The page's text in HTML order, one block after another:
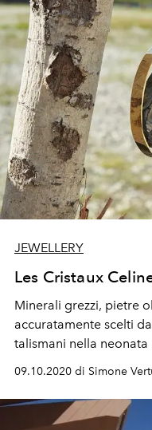
JEWELLERY
Les Cristaux
Minerali grezzi, pietre
accuratamente scelti
talismani nella neonata
09.10.2020 di Simone